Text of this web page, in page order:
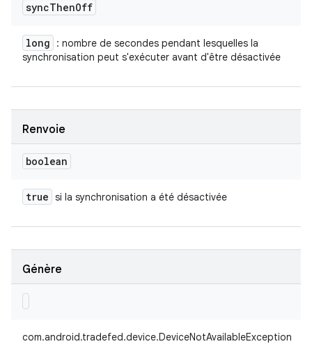
syncThenOff
long
: nombre de secondes pendant lesquelles la
synchronisation peut s'exécuter avant d'être désactivée
Renvoie
boolean
true si la synchronisation a été désactivée
Génère
com.android.tradefed.device.DeviceNotAvailableException